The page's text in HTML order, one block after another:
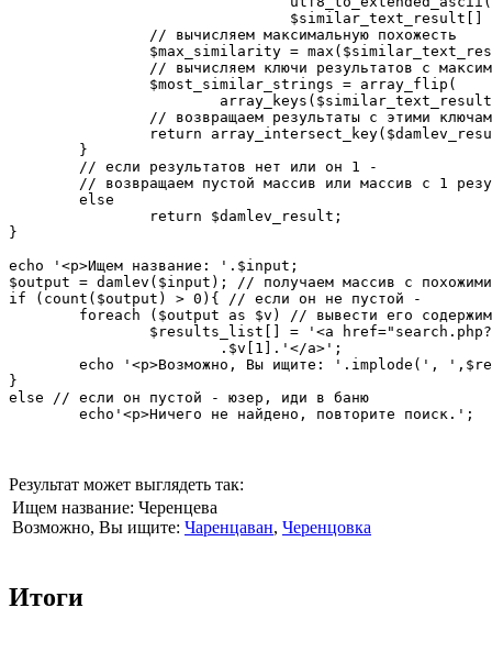
}
echo '<p>Ищем название: '.$input;
$output = damlev($input); // получаем массив с похожими
if (count($output) > 0){ // если он не пустой -
}
else // если он пустой - юзер, иди в баню
Результат может выглядеть так:
Ищем название: Черенцева
Возможно, Вы ищите: Чаренцаван, Черенцовка
Итоги